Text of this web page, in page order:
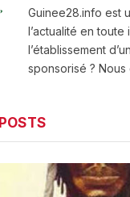
Guinee28.info est
l’actualité en
l’établissement
sponsorisé ?
POSTS